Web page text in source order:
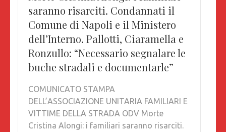
saranno risarciti. Condannati il
Comune di Napoli e il Ministero
dell’Interno. Pallotti, Ciaramella e
Ronzullo: “Necessario segnalare le
buche stradali e documentarle”
COMUNICATO STAMPA
DELL’ASSOCIAZIONE UNITARIA FAMILIARI E
VITTIME DELLA STRADA ODV Morte
Cristina Alongi: i familiari saranno risarciti.